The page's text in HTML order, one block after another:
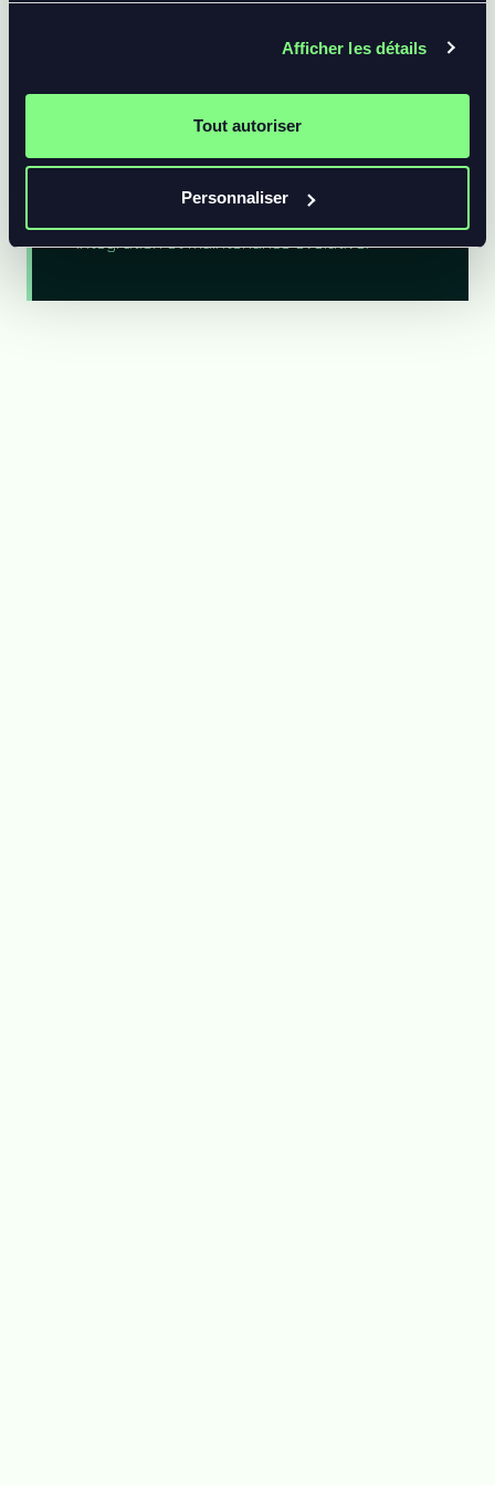
Afficher les détails
Tout autoriser
Personnaliser
l’usage, la direction artistique et la valeur.
EXPÉRIENCE COMPLÈTE
intégration et maintenance évolutive.